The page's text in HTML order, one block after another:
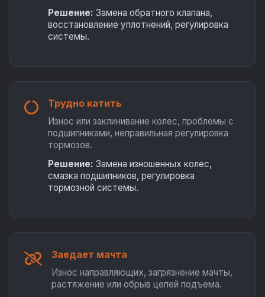
Решение: Замена обратного клапана,
восстановление уплотнений, регулировка
системы.
Трудно катить
Износ или заклинивание колес, проблемы с
подшипниками, неправильная регулировка
тормозов.
Решение: Замена изношенных колес,
смазка подшипников, регулировка
тормозной системы.
Заедает мачта
Износ направляющих, загрязнение мачты,
растяжение или обрыв цепей подъема.